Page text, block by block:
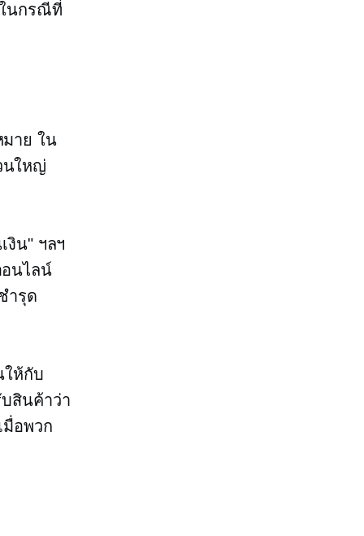
นกรณีที่
าย ใน
นใหญ่
งิน" ฯลฯ
นไลน์
ำรุด
ให้กับ
สินค้าว่า
มื่อพวก